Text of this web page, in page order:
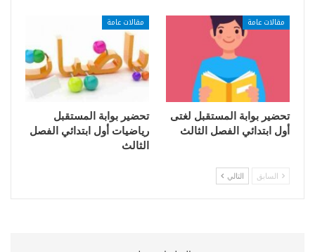
مقالات عامة
تحضير بوابة المستقبل لغتى
أول ابتدائي الفصل الثالث
مقالات عامة
تحضير بوابة المستقبل
رياضيات أول ابتدائي الفصل
الثالث
السابق التالي